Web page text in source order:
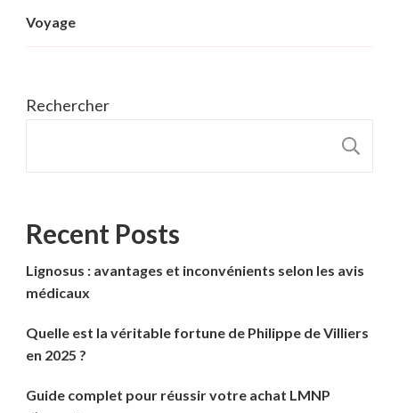
Voyage
Rechercher
Recent Posts
Lignosus : avantages et inconvénients selon les avis
médicaux
Quelle est la véritable fortune de Philippe de Villiers
en 2025 ?
Guide complet pour réussir votre achat LMNP